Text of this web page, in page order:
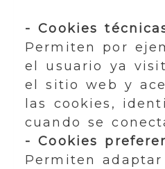
- Cookies
Permiten por
el usuario ya
el sitio web y
las cookies,
cuando se
- Cookies
Permiten adaptar